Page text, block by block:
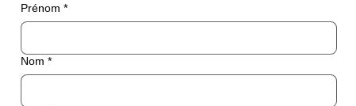
Prénom *
Nom *